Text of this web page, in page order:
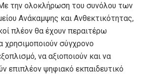
την ολοκλήρωση του συνόλου των
Ανάκαμψης και Ανθεκτικότητας,
πλέον θα έχουν περαιτέρω
χρησιμοποιούν σύγχρονο
να αξιοποιούν και να
επιπλέον ψηφιακό εκπαιδευτικό